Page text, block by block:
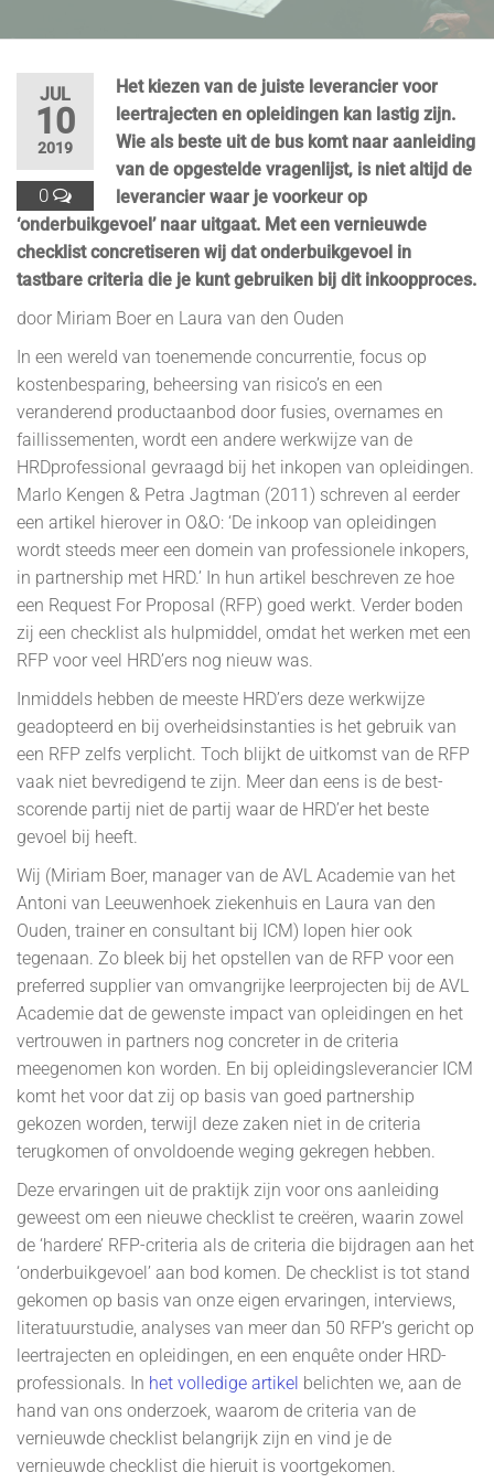
JUL
10
2019
0
Het kiezen van de juiste leverancier voor
leertrajecten en opleidingen kan lastig zijn.
Wie als beste uit de bus komt naar aanleiding
van de opgestelde vragenlijst, is niet altijd de
leverancier waar je voorkeur op
‘onderbuikgevoel’ naar uitgaat. Met een vernieuwde
checklist concretiseren wij dat onderbuikgevoel in
tastbare criteria die je kunt gebruiken bij dit inkoopproces.
door Miriam Boer en Laura van den Ouden
In een wereld van toenemende concurrentie, focus op
kostenbesparing, beheersing van risico’s en een
veranderend productaanbod door fusies, overnames en
faillissementen, wordt een andere werkwijze van de
HRDprofessional gevraagd bij het inkopen van opleidingen.
Marlo Kengen & Petra Jagtman (2011) schreven al eerder
een artikel hierover in O&O: ‘De inkoop van opleidingen
wordt steeds meer een domein van professionele inkopers,
in partnership met HRD.’ In hun artikel beschreven ze hoe
een Request For Proposal (RFP) goed werkt. Verder boden
zij een checklist als hulpmiddel, omdat het werken met een
RFP voor veel HRD’ers nog nieuw was.
Inmiddels hebben de meeste HRD’ers deze werkwijze
geadopteerd en bij overheidsinstanties is het gebruik van
een RFP zelfs verplicht. Toch blijkt de uitkomst van de RFP
vaak niet bevredigend te zijn. Meer dan eens is de best-
scorende partij niet de partij waar de HRD’er het beste
gevoel bij heeft.
Wij (Miriam Boer, manager van de AVL Academie van het
Antoni van Leeuwenhoek ziekenhuis en Laura van den
Ouden, trainer en consultant bij ICM) lopen hier ook
tegenaan. Zo bleek bij het opstellen van de RFP voor een
preferred supplier van omvangrijke leerprojecten bij de AVL
Academie dat de gewenste impact van opleidingen en het
vertrouwen in partners nog concreter in de criteria
meegenomen kon worden. En bij opleidingsleverancier ICM
komt het voor dat zij op basis van goed partnership
gekozen worden, terwijl deze zaken niet in de criteria
terugkomen of onvoldoende weging gekregen hebben.
Deze ervaringen uit de praktijk zijn voor ons aanleiding
geweest om een nieuwe checklist te creëren, waarin zowel
de ‘hardere’ RFP-criteria als de criteria die bijdragen aan het
‘onderbuikgevoel’ aan bod komen. De checklist is tot stand
gekomen op basis van onze eigen ervaringen, interviews,
literatuurstudie, analyses van meer dan 50 RFP’s gericht op
leertrajecten en opleidingen, en een enquête onder HRD-
professionals. In het volledige artikel belichten we, aan de
hand van ons onderzoek, waarom de criteria van de
vernieuwde checklist belangrijk zijn en vind je de
vernieuwde checklist die hieruit is voortgekomen.